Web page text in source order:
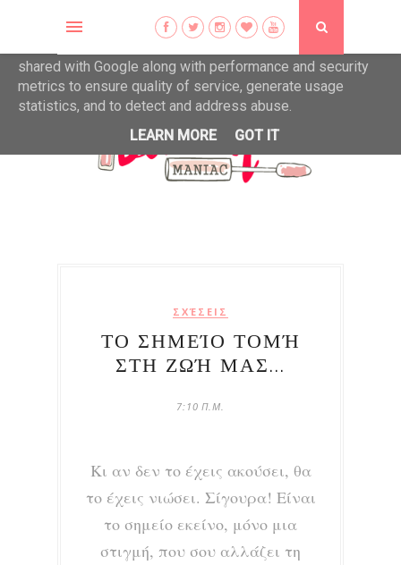
ΣΧΈΣΕΙΣ
ΤΟ ΣΗΜΕΊΟ ΤΟΜΉ
ΣΤΗ ΖΩΉ ΜΑΣ...
7:10 Π.Μ.
Κι αν δεν το έχεις ακούσει, θα
το έχεις νιώσει. Σίγουρα! Είναι
το σημείο εκείνο, μόνο μια
στιγμή, που σου αλλάζει τη
This site uses cookies from Google to deliver its services
shared with Google along with performance and security
metrics to ensure quality of service, generate usage
statistics, and to detect and address abuse.
LEARN MORE
GOT IT